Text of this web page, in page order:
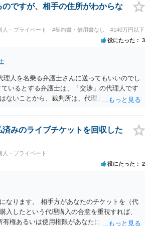
23万円及びこれに対する遅延損害金の支払い
督促その他必要な法的手続を直ちに講じま
定ですので、あらかじめ申し添えます。 本件
約したことによって生じた返還義務の履行を
。貴殿の仕入先との取引関係や返金時期など
る返還義務の発生や履行時期には何ら影響を
ん。 これ以上、本件の解決を不必要に遅延さ
って速やかに返金手続を履行されるよう、強
ですが、相手の住所がわからな
人・プライベート #契約書・借用書なし #140万円以下
役にたった 3
理人を名乗る弁護士さんに送ってもいいのでし
いるとする弁護士は、「交渉」の代理人です
ないことから、裁判所は、代理人宛ての訴状
被告）の住所で訴状を作成提出し、裁判所に
を知らせると（訴状の記載内容から明らかな
代理人弁護士に事前連絡し、引き続き訴訟も
で、受任の意志が明らかになったところで、
はなく、代理人に訴状の受領を促すこともあ
りでしか証拠がないと、実際の本人性が明ら
ろん弁護士（２０万円の請求で代理人弁護士
のですが）も住所は明らかにしないでしょ
（振込先などの情報）から、相手の住所等の
かないように思えます。 以上、ご参考まで。
みのライブチケットを回収した
人・プライベート
役にたった 2
なります。 相手方があなたのチケットを（代
入したという代理購入の合意を重視すれば、
有権あるいは使用権限があなたにあり、チケッ